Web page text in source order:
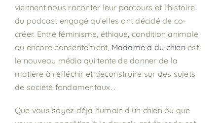
viennent nous raconter leur parcours et l’histoire
du podcast engagé qu’elles ont décidé de co-
créer. Entre féminisme, éthique, condition animale
ou encore consentement, Madame a du chien est
le nouveau média qui tente de donner de la
matière à réfléchir et déconstruire sur des sujets
de société fondamentaux. .
Que vous soyez déjà humain d’un chien ou que